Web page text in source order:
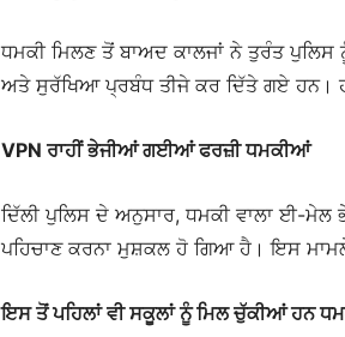
ਧਮਕੀ ਮਿਲਣ ਤੋਂ ਬਾਅਦ ਕਾਲਜਾਂ ਨੇ ਤੁਰੰਤ ਪੁਲਿਸ
ਅਤੇ ਸੁਰੱਖਿਆ ਪ੍ਰਬੰਧ ਤੀਜੇ ਕਰ ਦਿੱਤੇ ਗਏ ਹਨ।
VPN ਰਾਹੀਂ ਭੇਜੀਆਂ ਗਈਆਂ ਫਰਜ਼ੀ ਧਮਕੀਆਂ
ਦਿੱਲੀ ਪੁਲਿਸ ਦੇ ਅਨੁਸਾਰ, ਧਮਕੀ ਵਾਲਾ ਈ-ਮੇਲ
ਪਹਿਚਾਣ ਕਰਨਾ ਮੁਸ਼ਕਲ ਹੋ ਗਿਆ ਹੈ। ਇਸ
ਇਸ ਤੋਂ ਪਹਿਲਾਂ ਵੀ ਸਕੂਲਾਂ ਨੂੰ ਮਿਲ ਚੁੱਕੀਆਂ ਹਨ